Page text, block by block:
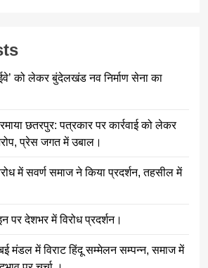
को लेकर बुंदेलखंड नव निर्माण सेना का
छतरपुर: पत्रकार पर कार्रवाई को लेकर
प्रेस जगत में उबाल।
में सवर्ण समाज ने किया प्रदर्शन, तहसील में
पर देशभर में विरोध प्रदर्शन।
मंडल में विराट हिंदू सम्मेलन सम्पन्न, समाज में